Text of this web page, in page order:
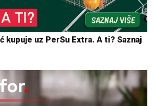
kupuje uz PerSu Extra. A ti? Saznaj